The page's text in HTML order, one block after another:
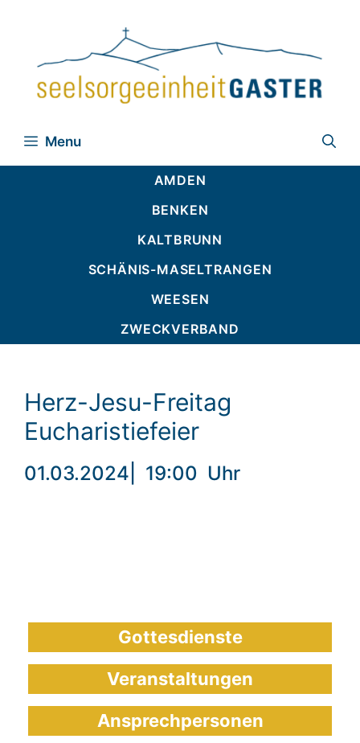
Menu
AMDEN
BENKEN
KALTBRUNN
SCHÄNIS-MASELTRANGEN
WEESEN
ZWECKVERBAND
Herz-Jesu-Freitag
Eucharistiefeier
01.03.2024 19:00 Uhr
Gottesdienste
Veranstaltungen
Ansprechpersonen